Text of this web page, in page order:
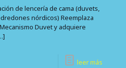
de lencería de cama (duvets,
nórdicos) Reemplaza
Duvet y adquiere
leer más